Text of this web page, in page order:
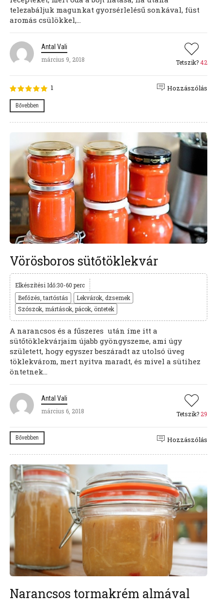
telezabáljuk magunkat gyorsérlelésű sonkával, füst
aromás csülökkel,...
Antal Vali
március 9, 2018
Tetszik?42
1
Bővebben
Hozzászólás
Vörösboros sütőtöklekvár
Elkészítési Idő:30-60 perc
Befőzés, tartóstás
Lekvárok, dzsemek
Szószok, mártások, pácok, öntetek
A narancsos és a fűszeres után íme itt a
sütőtöklekvárjaim újabb gyöngyszeme, ami úgy
született, hogy egyszer beszáradt az utolsó üveg
töklekvárom, mert nyitva maradt, és mivel a sütihez
öntetnek...
Antal Vali
március 6, 2018
Tetszik?29
Bővebben Hozzászólás
Narancsos tormakrém almával